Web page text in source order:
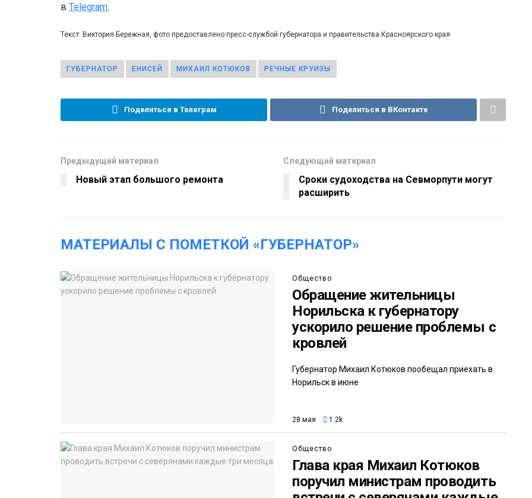
в Telegram.
Текст: Виктория Бережная, фото предоставлено пресс-службой губернатора и правительства Красноярского края
ГУБЕРНАТОР ЕНИСЕЙ МИХАИЛ КОТЮКОВ РЕЧНЫЕ КРУИЗЫ
Поделиться в Телеграм Поделиться в ВКонтакте
Предыдущий материал
Новый этап большого ремонта
Следующий материал
Сроки судоходства на Севморпути могут
расширить
МАТЕРИАЛЫ С ПОМЕТКОЙ «ГУБЕРНАТОР»
Общество
Обращение жительницы
Норильска к губернатору
ускорило решение проблемы с
кровлей
Губернатор Михаил Котюков пообещал приехать в
Норильск в июне
28 мая 1.2k
Общество
Глава края Михаил Котюков
поручил министрам проводить